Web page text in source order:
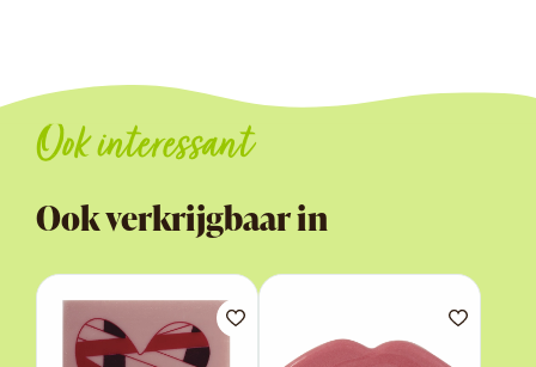
Ook interessant
Ook verkrijgbaar in